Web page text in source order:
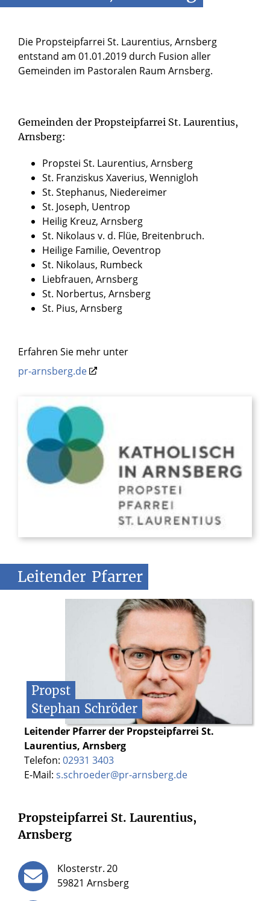
Die Propsteipfarrei St. Laurentius, Arnsberg
entstand am 01.01.2019 durch Fusion aller
Gemeinden im Pastoralen Raum Arnsberg.
Gemeinden der Propsteipfarrei St. Laurentius,
Arnsberg:
Propstei St. Laurentius, Arnsberg
St. Franziskus Xaverius, Wennigloh
St. Stephanus, Niedereimer
St. Joseph, Uentrop
Heilig Kreuz, Arnsberg
St. Nikolaus v. d. Flüe, Breitenbruch.
Heilige Familie, Oeventrop
St. Nikolaus, Rumbeck
Liebfrauen, Arnsberg
St. Norbertus, Arnsberg
St. Pius, Arnsberg
Erfahren Sie mehr unter
pr-arnsberg.de
Leitender Pfarrer
Propst
Stephan Schröder
Leitender Pfarrer der Propsteipfarrei St.
Laurentius, Arnsberg
Telefon: 02931 3403
E-Mail: s.schroeder@pr-arnsberg.de
Propsteipfarrei St. Laurentius,
Arnsberg
Klosterstr.20
59821 Arnsberg